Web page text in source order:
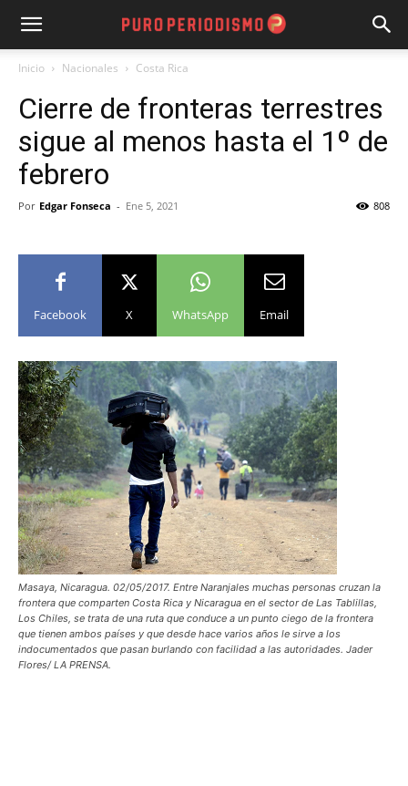
Inicio Nacionales Costa Rica
Cierre de fronteras terrestres
sigue al menos hasta el 1º de
febrero
Por Edgar Fonseca - Ene 5, 2021 808
Facebook X WhatsApp Email
Masaya, Nicaragua. 02/05/2017. Entre Naranjales muchas personas cruzan la
frontera que comparten Costa Rica y Nicaragua en el sector de Las Tablillas,
Los Chiles, se trata de una ruta que conduce a un punto ciego de la frontera
que tienen ambos países y que desde hace varios años le sirve a los
indocumentados que pasan burlando con facilidad a las autoridades. Jader
Flores/ LA PRENSA.